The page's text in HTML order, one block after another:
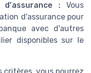
d'assurance : Vous
d'assurance pour
avec d'autres
disponibles sur le